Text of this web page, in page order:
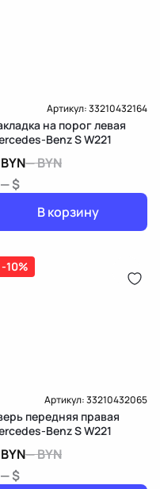
Артикул:33210432164
на порог левая
Benz S W221
BYN—BYN
$
В корзину
-10%
Артикул:33210432065
передняя правая
Benz S W221
BYN—BYN
$